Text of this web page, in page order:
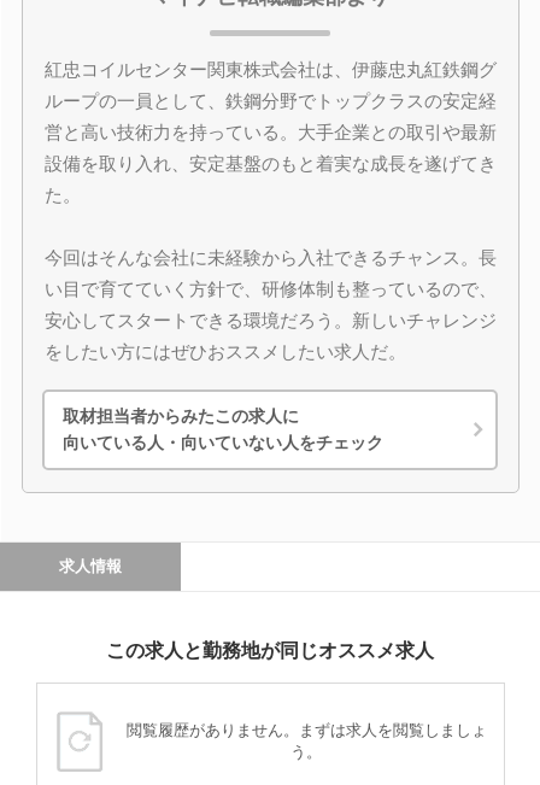
紅忠コイルセンター関東株式会社は、伊藤忠丸紅鉄鋼グ
ループの一員として、鉄鋼分野でトップクラスの安定経
営と高い技術力を持っている。大手企業との取引や最新
設備を取り入れ、安定基盤のもと着実な成長を遂げてき
た。
今回はそんな会社に未経験から入社できるチャンス。長
い目で育てていく方針で、研修体制も整っているので、
安心してスタートできる環境だろう。新しいチャレンジ
をしたい方にはぜひおススメしたい求人だ。
取材担当者からみたこの求人に
向いている人・向いていない人をチェック
求人情報
この求人と勤務地が同じオススメ求人
閲覧履歴がありません。まずは求人を閲覧しましょ
う。